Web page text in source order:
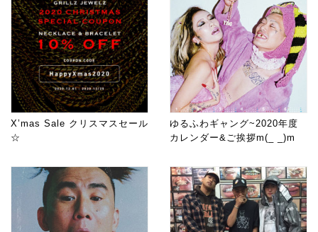
X’mas Sale クリスマスセール
☆
ゆるふわギャング~2020年度
カレンダー&ご挨拶m(_ _)m